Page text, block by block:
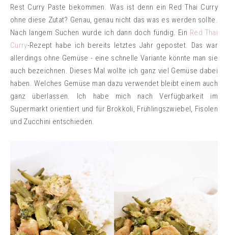
Rest Curry Paste bekommen. Was ist denn ein Red Thai Curry
ohne diese Zutat? Genau, genau nicht das was es werden sollte.
Nach langem Suchen wurde ich dann doch fündig. Ein Red Thai
Curry-Rezept habe ich bereits letztes Jahr gepostet. Das war
allerdings ohne Gemüse - eine schnelle Variante könnte man sie
auch bezeichnen. Dieses Mal wollte ich ganz viel Gemüse dabei
haben. Welches Gemüse man dazu verwendet bleibt einem auch
ganz überlassen. Ich habe mich nach Verfügbarkeit im
Supermarkt orientiert und für Brokkoli, Frühlingszwiebel, Fisolen
und Zucchini entschieden.